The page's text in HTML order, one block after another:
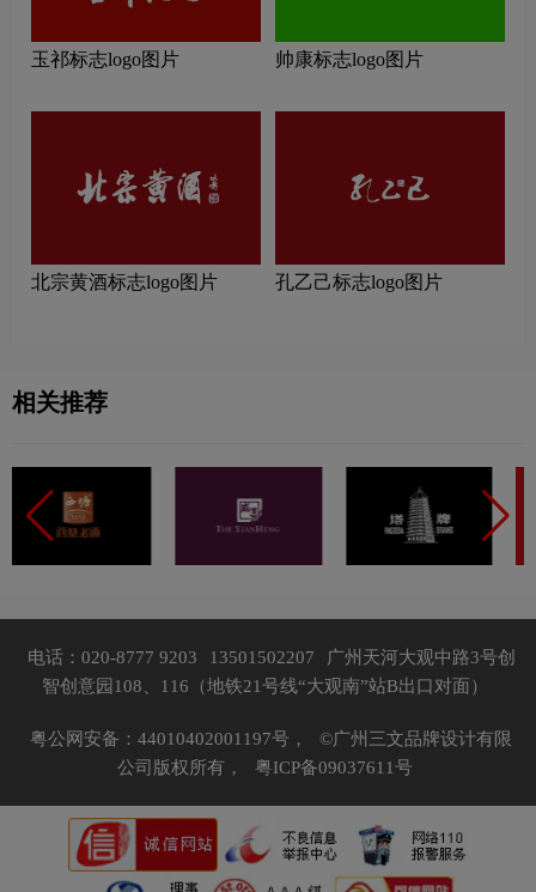
玉祁标志logo图片 帅康标志logo图片
北宗黄酒标志logo图片 孔乙己标志logo图片
相关推荐
电话：020-8777 9203 13501502207
广州天河大观中路3号创
智创意园108、116（地铁21号线“大观南”站B出口对面）
粤公网安备：44010402001197号，
©广州三文品牌设计有限
公司版权所有，
粤ICP备09037611号